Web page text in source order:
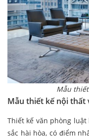
Mẫu
Mẫu thiết kế nội thất
Thiết kế văn phòng
sắc hài hòa, có điểm